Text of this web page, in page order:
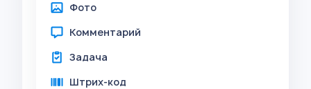
Фото
Комментарий
Задача
Штрих-код